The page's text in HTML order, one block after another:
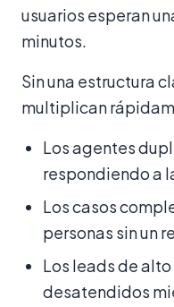
usuarios esperan
minutos.
Sin una estructura
multiplican
Los agentes
respondiendo a
Los casos
personas sin un
Los leads de
desatendidos